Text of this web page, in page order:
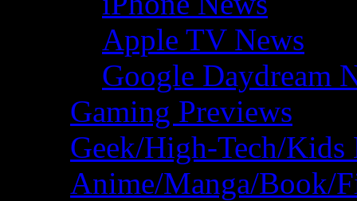
Apple TV News
Google Daydream
Gaming Previews
Geek/High-Tech/Kids
Anime/Manga/Book/